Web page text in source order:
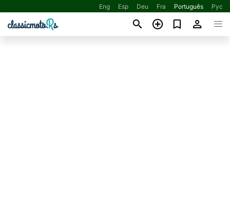
Eng Esp Deu Fra Português Рус